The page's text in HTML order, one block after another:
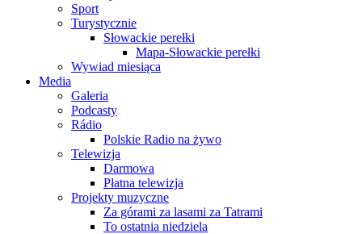
Sport
Turystycznie
Słowackie perełki
Mapa-Słowackie perełki
Wywiad miesiąca
Media
Galeria
Podcasty
Rádio
Polskie Radio na żywo
Telewizja
Darmowa
Płatna telewizja
Projekty muzyczne
Za górami za lasami za Tatrami
To ostatnia niedziela